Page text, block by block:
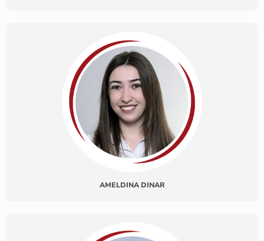
AMELDINA DINAR